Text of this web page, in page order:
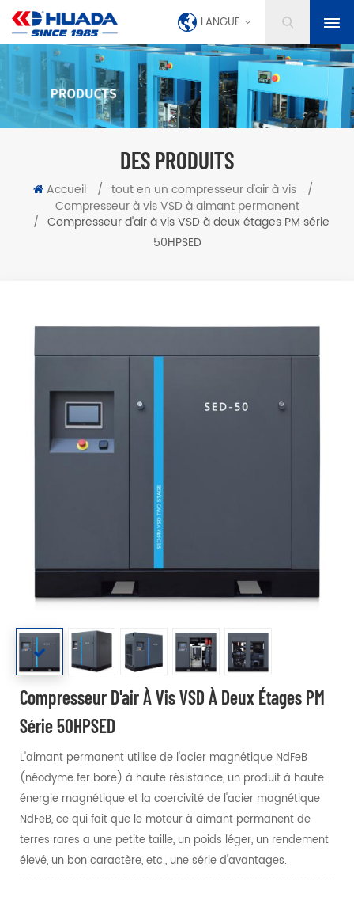
LANGUE
DES PRODUITS
Accueil / tout en un compresseur d'air à vis
/
Compresseur à vis VSD à aimant permanent
/ Compresseur d'air à vis VSD à deux étages PM série
50HPSED
Compresseur D'air À Vis VSD À Deux Étages PM
Série 50HPSED
L'aimant permanent utilise de l'acier magnétique NdFeB
(néodyme fer bore) à haute résistance, un produit à haute
énergie magnétique et la coercivité de l'acier magnétique
NdFeB, ce qui fait que le moteur à aimant permanent de
terres rares a une petite taille, un poids léger, un rendement
élevé, un bon caractère, etc., une série d'avantages.